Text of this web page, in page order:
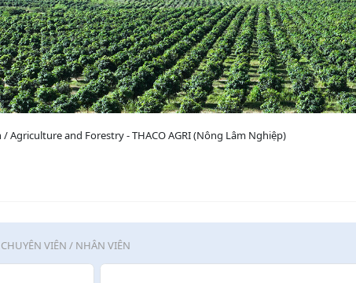
Agriculture and Forestry - THACO AGRI (Nông Lâm Nghiệp)
CHUYÊN VIÊN / NHÂN VIÊN